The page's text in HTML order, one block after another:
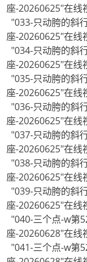
座-20260625"在线
"033-只动胯的斜
座-20260625"在线
"034-只动胯的斜
座-20260625"在线
"035-只动胯的斜
座-20260625"在线
"036-只动胯的斜
座-20260625"在线
"037-只动胯的斜
座-20260625"在线
"038-只动胯的斜
座-20260625"在线
"039-只动胯的斜
座-20260625"在线
"040-三个点-w第
座-20260628"在线
"041-三个点-w第